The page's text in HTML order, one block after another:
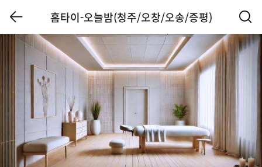
홈타이-오늘밤(청주/오창/오송/증평)